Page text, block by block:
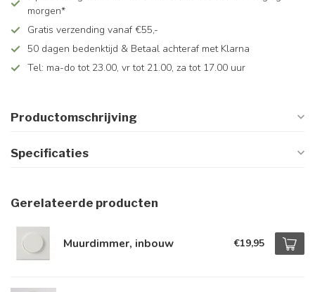
morgen*
Gratis verzending vanaf €55,-
50 dagen bedenktijd & Betaal achteraf met Klarna
Tel: ma-do tot 23.00, vr tot 21.00, za tot 17.00 uur
Productomschrijving
Specificaties
Gerelateerde producten
Muurdimmer, inbouw €19,95